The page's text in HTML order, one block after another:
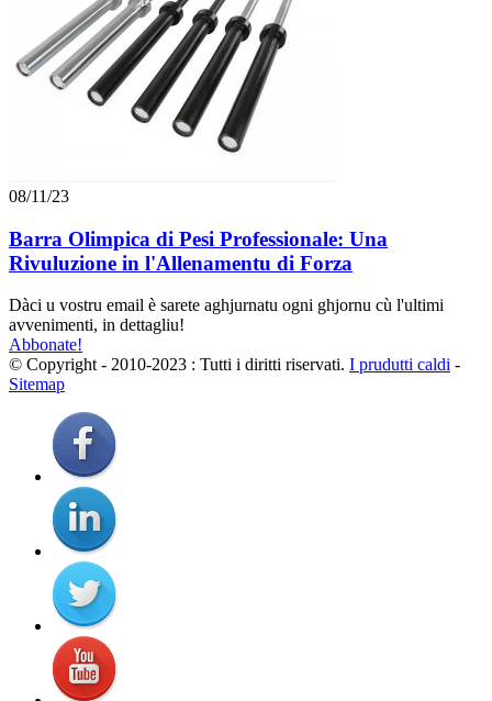
08/11/23
Barra Olimpica di Pesi Professionale: Una
Rivuluzione in l'Allenamentu di Forza
Dàci u vostru email è sarete aghjurnatu ogni ghjornu cù l'ultimi
avvenimenti, in dettagliu!
Abbonate!
© Copyright - 2010-2023 : Tutti i diritti riservati. I prudutti caldi -
Sitemap